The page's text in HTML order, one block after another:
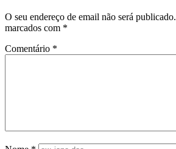
O seu endereço de email não será publicado.
marcados com *
Comentário *